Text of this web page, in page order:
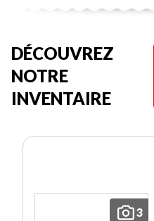
DÉCOUVREZ
NOTRE
INVENTAIRE
3